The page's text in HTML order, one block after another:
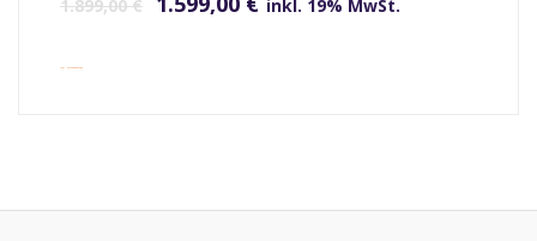
1.899,00€ inkl. 19% MwSt.
inkl. Versandkosten